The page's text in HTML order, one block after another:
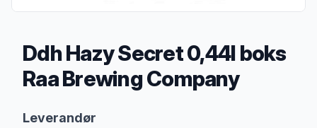
Ddh Hazy Secret 0,44l boks
Raa Brewing Company
Leverandør